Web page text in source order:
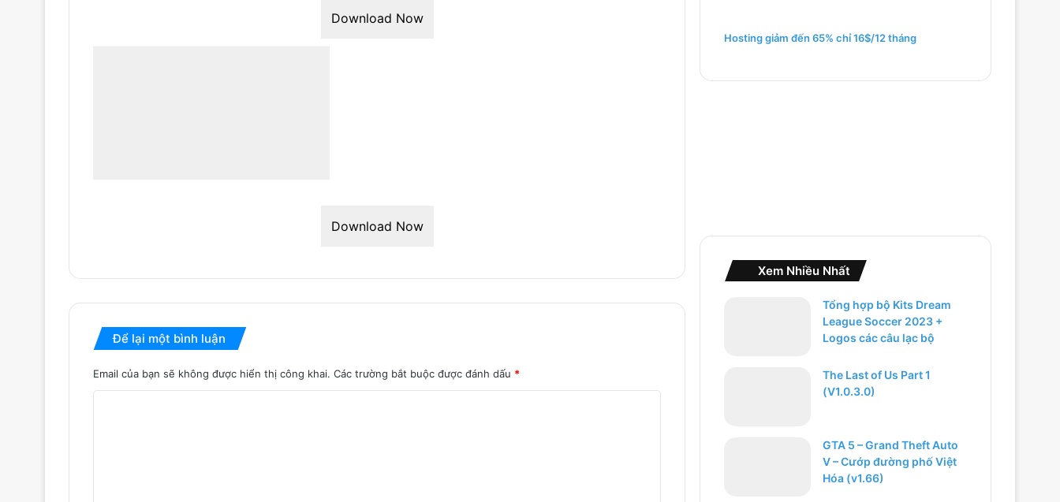
Download Now
Download Now
Để lại một bình luận
Email của bạn sẽ không được hiển thị công khai. Các trường bắt buộc được đánh dấu *
h
Hosting giảm đến 65% chỉ 16$/12 tháng
Xem Nhiều Nhất
Tổng hợp bộ Kits Dream
League Soccer 2023 +
Logos các câu lạc bộ
The Last of Us Part 1
(V1.0.3.0)
GTA 5 – Grand Theft Auto
V – Cướp đường phố Việt
Hóa (v1.66)